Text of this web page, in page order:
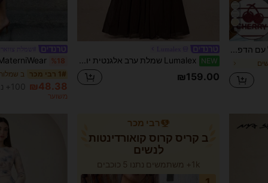
6
NEW
₪159.00
%18
1# רבי מכר ב שמלות
₪48.38 100+ נמכר
משוער
רבי מכר
ב קריס קרוס קואורדינטות
לנשים
1k+ משתמשים נתנו 5 כוכבים